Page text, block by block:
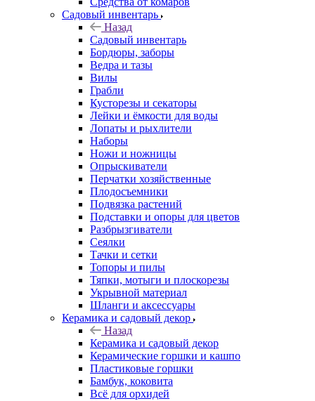
Садовый инвентарь
Назад
Садовый инвентарь
Бордюры, заборы
Ведра и тазы
Вилы
Грабли
Кусторезы и секаторы
Лейки и ёмкости для воды
Лопаты и рыхлители
Наборы
Ножи и ножницы
Опрыскиватели
Перчатки хозяйственные
Плодосъемники
Подвязка растений
Подставки и опоры для цветов
Разбрызгиватели
Сеялки
Тачки и сетки
Топоры и пилы
Тяпки, мотыги и плоскорезы
Укрывной материал
Шланги и аксессуары
Керамика и садовый декор
Назад
Керамика и садовый декор
Керамические горшки и кашпо
Пластиковые горшки
Бамбук, коковита
Всё для орхидей